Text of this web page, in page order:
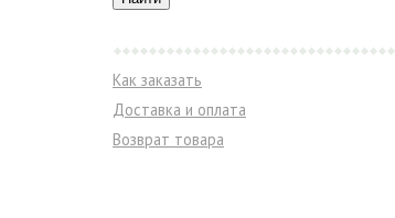
Как заказать
Доставка и оплата
Возврат товара